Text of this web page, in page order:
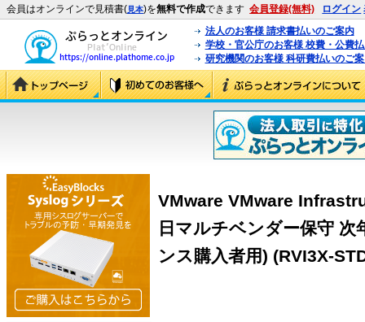
会員はオンラインで見積書(見本)を無料で作成できます 会員登録(無料) ログイン
法人のお客様 請求書払いのご案内
学校・官公庁のお客様 校費・公費
研究機関のお客様 科研費払いのご
VMware VMware
日マルチベンダー保守
ンス購入者用) (RVI3X-